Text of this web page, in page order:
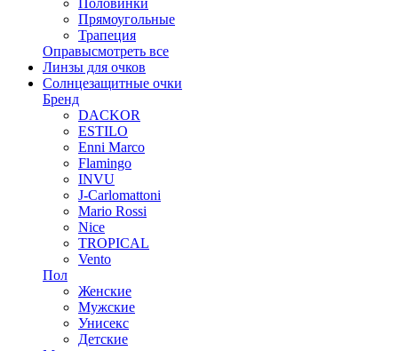
Прямоугольные
Трапеция
Оправысмотреть все
Линзы для очков
Солнцезащитные очки
Бренд
DACKOR
ESTILO
Enni Marco
Flamingo
INVU
J-Carlomattoni
Mario Rossi
Nice
TROPICAL
Vento
Пол
Женские
Мужские
Унисекс
Детские